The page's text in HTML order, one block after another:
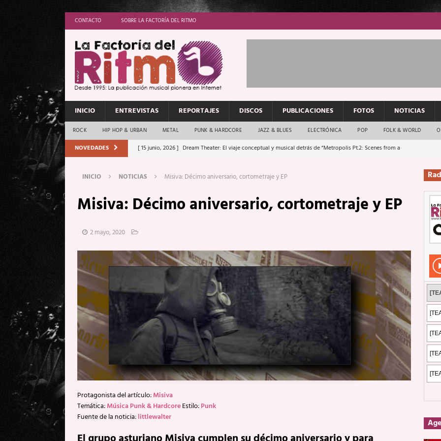
CONTACTO SOBRE LA FACTORÍA DEL RITMO
INICIO ENTREVISTAS REPORTAJES DISCOS PUBLICACIONES FOTOS NOTICIAS
ROCK HIP HOP & URBAN METAL PUNK & HARDCORE JAZZ & BLUES ELECTRÓNICA POP FOLK & WORLD
NOVEDADES [ 15 junio, 2026 ] Dream Theater: El viaje conceptual y musical detrás de “Metropolis Pt.2: Scenes from a
[ 11 junio, 2026 ] Vamos Con Todo: El rock urbano sigue en buenas manos
[ 1 junio, 2026 ]
Ave Exsilyum, los que van a escucharte te saludan
ENTREVISTAS
[ 20 mayo, 2026 ]
[ 17 mayo, 2026 ] Fito & Fitipaldis: 2 de mayo de 2026 en Fuengirola
FOTOS
[ 17 mayo, 2026 ] Fito & Fitipaldis: Su ‘aullido’ retumbó ferozmente en Fuengirola.
REPORTAJES
[ 5 agosto, 2026 ]
Florent Gorges: La historia de Nintendo Vol. 2 PUBLICACIONES
INICIO NOTICIAS Misiva: Décimo aniversario, cortometraje y EP
Misiva: Décimo aniversario, cortometraje y EP
2 mayo, 2020
Protagonista del artículo:Misiva
Temática:Música Punk & HardcoreEstilo:Punk
Fuente de la noticia:littlewalter